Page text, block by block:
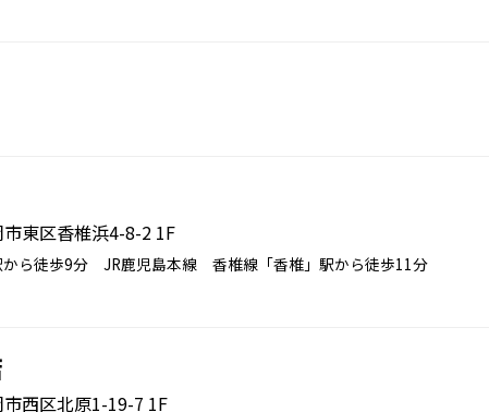
東区香椎浜4-8-2 1F
から徒歩9分 JR鹿児島本線 香椎線「香椎」駅から徒歩11分
西区北原1-19-7 1F